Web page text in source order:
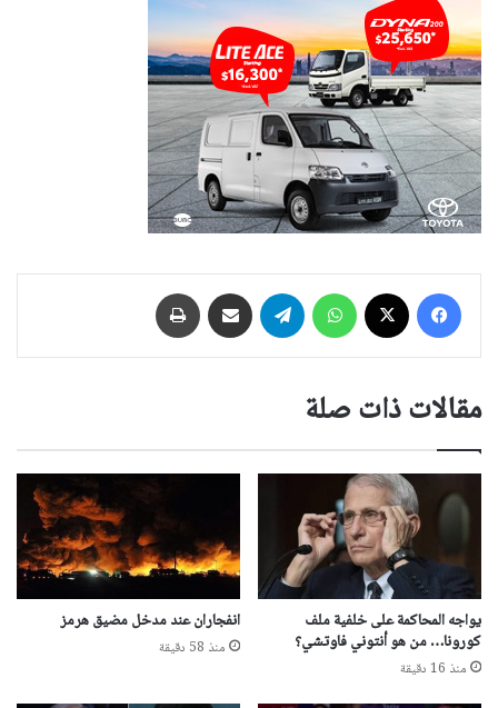
فيسبوك واتساب تيلقرام مشاركة عبر البريد
مقالات ذات صلة
يواجه المحاكمة على خلفية ملف
كورونا… من هو أنتوني فاوتشي؟
منذ 16 دقيقة
انفجاران عند مدخل مضيق هرمز
منذ 58 دقيقة